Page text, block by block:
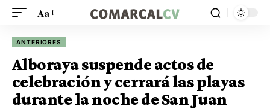
Aa
ANTERIORES
Alboraya suspende actos de
celebración y cerrará las playas
durante la noche de San Juan